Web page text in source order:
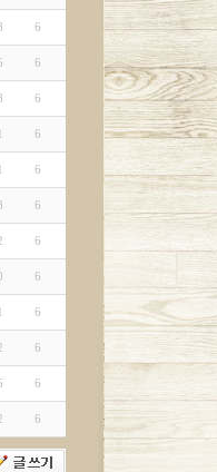
6
6
6
6
6
6
6
6
6
6
6
6